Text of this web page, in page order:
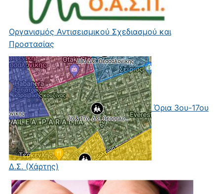
Οργανισμός Αντισεισμικού Σχεδιασμού και
Προστασίας
Όρια 3ου-17ου
Δ.Σ. (Χάρτης)